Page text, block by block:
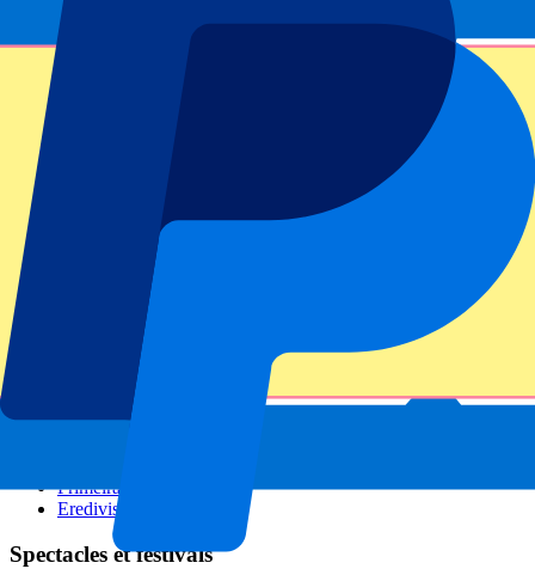
GP Espagne
Tous les sports
Championnats de football
Ligue des Champions
Premier League
Serie A
Primeira Liga
Eredivisie
Spectacles et festivals